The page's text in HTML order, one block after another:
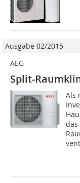
Ausgabe 02/2015
AEG
Split-
Als
das